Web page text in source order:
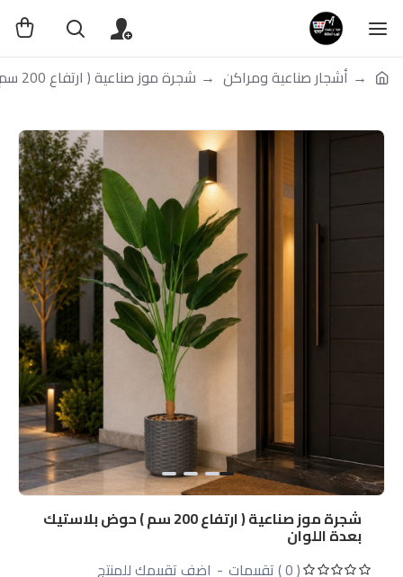
أشجار صناعية ومراكن شجرة موز صناعية ( ارتفاع 200 سم ) حوض بلاستيك بعدة اللوان
شجرة موز صناعية ( ارتفاع 200 سم ) حوض بلاستيك
بعدة اللوان
( 0 ) تقييمات
- اضف تقييمك للمنتج